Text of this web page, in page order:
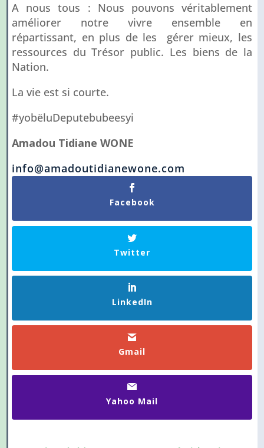
A nous tous : Nous pouvons véritablement
améliorer notre vivre ensemble en
répartissant, en plus de les gérer mieux, les
ressources du Trésor public. Les biens de la
Nation.
La vie est si courte.
#yobëluDeputebubeesyi
Amadou Tidiane WONE
info@amadoutidianewone.com
Facebook
Twitter
LinkedIn
Gmail
Yahoo Mail